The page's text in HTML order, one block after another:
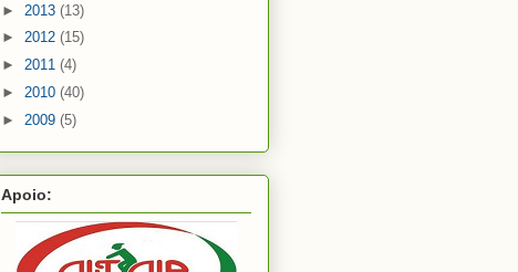
► 2013 (13)
► 2012 (15)
► 2011 (4)
► 2010 (40)
► 2009 (5)
Apoio: